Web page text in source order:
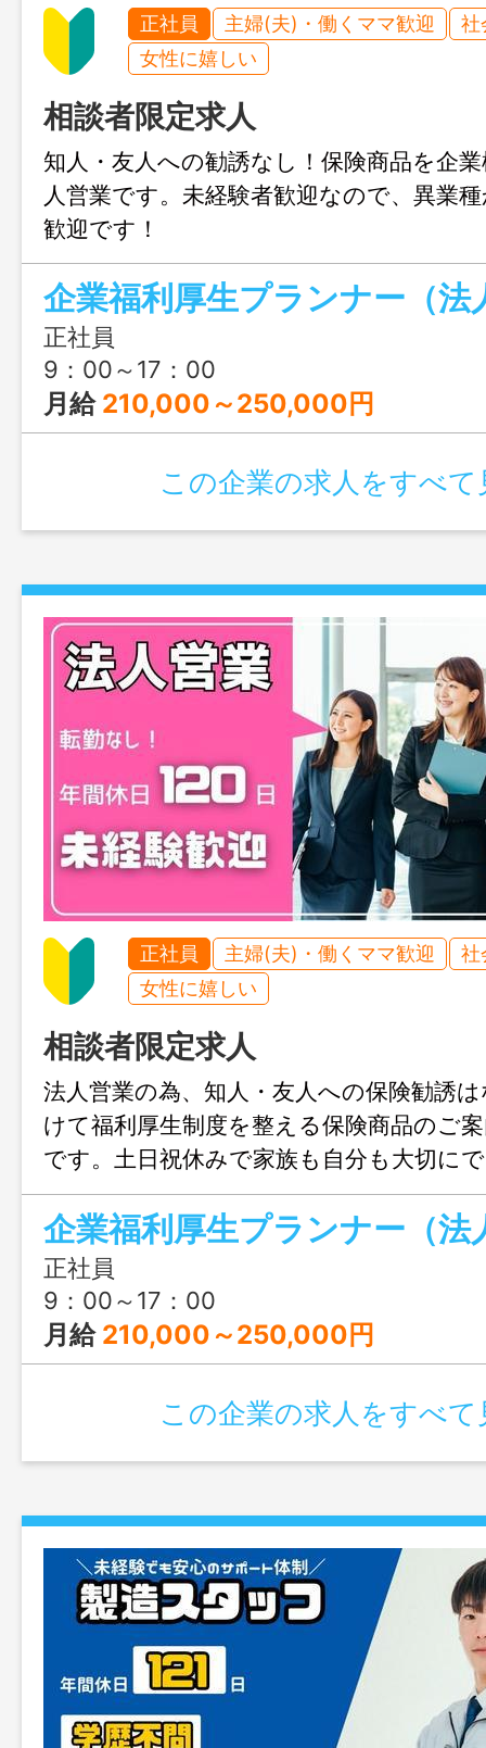
正社員 主婦(夫)・働くママ歓迎
社
女性に嬉しい
相談者限定求人
知人・友人への勧誘なし！保険商品を企
人営業です。未経験者歓迎なので、異業
歓迎です！
企業福利厚生プランナー（法
正社員
9：00～17：00
月給 210,000～250,000円
この企業の求人をすべて
正社員 主婦(夫)・働くママ歓迎
社
女性に嬉しい
相談者限定求人
法人営業の為、知人・友人への保険勧誘
けて福利厚生制度を整える保険商品のご
です。土日祝休みで家族も自分も大切に
ています！
企業福利厚生プランナー（法
正社員
9：00～17：00
月給 210,000～250,000円
この企業の求人をすべて